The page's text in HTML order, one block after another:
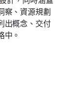
察、資源規劃
出概念、交付
中。